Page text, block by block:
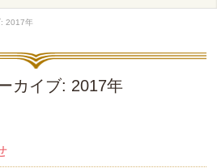
2017年
カイブ: 2017年